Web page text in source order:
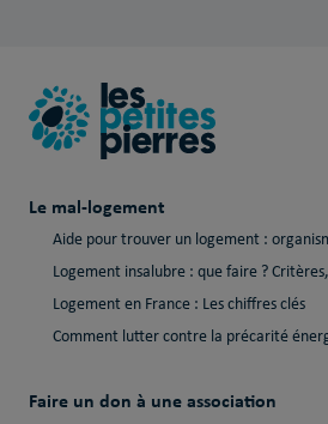
Le mal-logement
Aide pour trouver un logement :
Logement insalubre : que faire ?
Logement en France : Les chiffres clés
Comment lutter contre la précarité
Faire un don à une association